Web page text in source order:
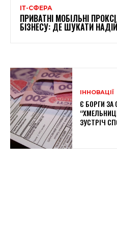
ІТ-СФЕРА
ПРИВАТНІ МОБІЛЬНІ
БІЗНЕСУ: ДЕ ШУКАТИ
ІННОВАЦІЇ
Є БОРГИ
ЗУСТРІЧ